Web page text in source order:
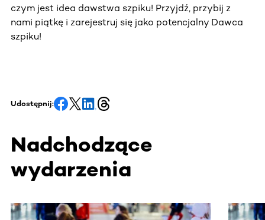
czym jest idea dawstwa szpiku! Przyjdź, przybij z
nami piątkę i zarejestruj się jako potencjalny Dawca
szpiku!
Udostępnij:
Nadchodzące
wydarzenia
Ta sekcja zawiera treści przewijane w poziomie. Użyj